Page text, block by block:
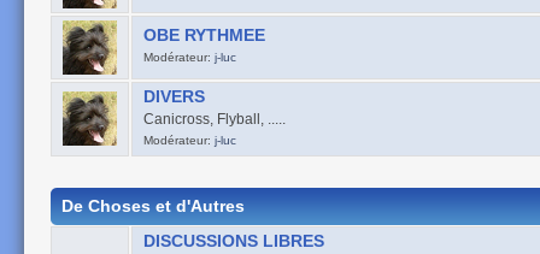
OBE RYTHMEE
Modérateur: j-luc
DIVERS
Canicross, Flyball, .....
Modérateur: j-luc
De Choses et d'Autres
DISCUSSIONS LIBRES